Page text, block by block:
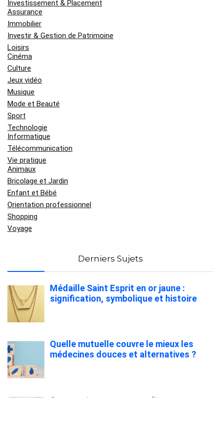
Investissement & Placement
Assurance
Immobilier
Investir & Gestion de Patrimoine
Loisirs
Cinéma
Culture
Jeux vidéo
Musique
Mode et Beauté
Sport
Technologie
Informatique
Télécommunication
Vie pratique
Animaux
Bricolage et Jardin
Enfant et Bébé
Orientation professionnel
Shopping
Voyage
Derniers Sujets
Médaille Saint Esprit en or jaune :
signification, symbolique et histoire
Quelle mutuelle couvre le mieux les
médecines douces et alternatives ?
Comment assurer une voiture sans